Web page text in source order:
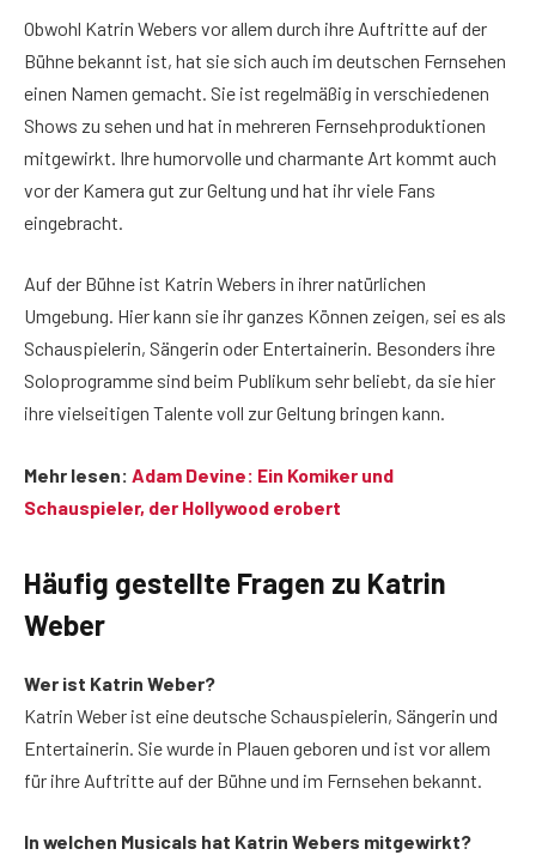
Obwohl Katrin Webers vor allem durch ihre Auftritte auf der
Bühne bekannt ist, hat sie sich auch im deutschen Fernsehen
einen Namen gemacht. Sie ist regelmäßig in verschiedenen
Shows zu sehen und hat in mehreren Fernsehproduktionen
mitgewirkt. Ihre humorvolle und charmante Art kommt auch
vor der Kamera gut zur Geltung und hat ihr viele Fans
eingebracht.
Auf der Bühne ist Katrin Webers in ihrer natürlichen
Umgebung. Hier kann sie ihr ganzes Können zeigen, sei es als
Schauspielerin, Sängerin oder Entertainerin. Besonders ihre
Soloprogramme sind beim Publikum sehr beliebt, da sie hier
ihre vielseitigen Talente voll zur Geltung bringen kann.
Mehr lesen: Adam Devine: Ein Komiker und
Schauspieler, der Hollywood erobert
Häufig gestellte Fragen zu Katrin
Weber
Wer ist Katrin Weber?
Katrin Weber ist eine deutsche Schauspielerin, Sängerin und
Entertainerin. Sie wurde in Plauen geboren und ist vor allem
für ihre Auftritte auf der Bühne und im Fernsehen bekannt.
In welchen Musicals hat Katrin Webers mitgewirkt?